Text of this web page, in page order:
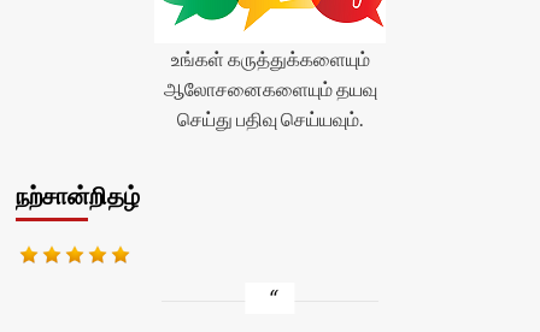
உங்கள் கருத்துக்களையும்
ஆலோசனைகளையும் தயவு
செய்து பதிவு செய்யவும்.
நற்சான்றிதழ்